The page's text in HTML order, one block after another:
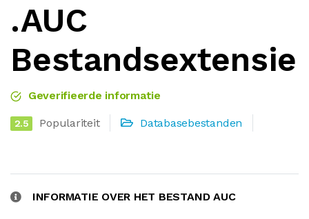
.AUC
Bestandsextensie
Geverifieerde informatie
2.5 Populariteit Databasebestanden
INFORMATIE OVER HET BESTAND AUC